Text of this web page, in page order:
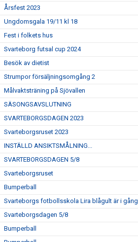
Årsfest 2023
Ungdomsgala 19/11 kl 18
Fest i folkets hus
Svarteborg futsal cup 2024
Besök av dietist
Strumpor försäljningsomgång 2
Målvaktsträning på Sjövallen
SÄSONGSAVSLUTNING
SVARTEBORGSDAGEN 2023
Svarteborgsruset 2023
INSTÄLLD ANSIKTSMÅLNING...
SVARTEBORGSDAGEN 5/8
Svarteborgsruset
Bumperball
Svarteborgs fotbollsskola Lira blågult är i gång
Svarteborgsdagen 5/8
Bumperball